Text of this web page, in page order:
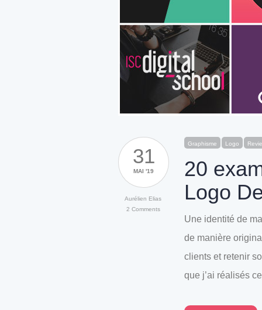
31
MAI '19
Aurélien Elias
2 Comments
Graphisme Logo
20
Logo
Une identité de
de manière
clients et retenir
que j’ai réalisés